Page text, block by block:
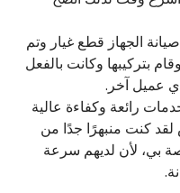
الجهاز قطع غيار وتم
بتركيبها وكانت بالفعل
عميل آخر.
رائعة وكفاءة عالية
كنت منبهرًا جدًا من
بي، لأن لديهم سرعة